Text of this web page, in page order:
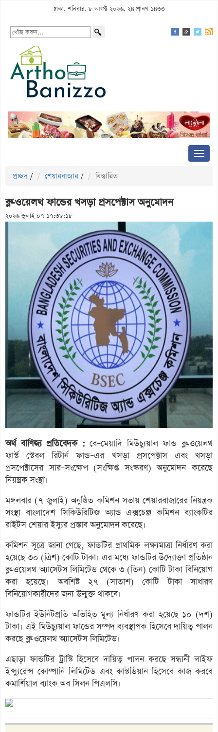
ঢাকা, শনিবার, ৮ আগস্ট ২০২৬, ২৪ শ্রাবণ ১৪৩৩
প্রচ্ছদ / শেয়ারবাজার / বিস্তারিত
ব্লু-ওয়েলথ ফান্ডের খসড়া প্রসপেক্টাস অনুমোদন
২০২৬ জুলাই ০৭ ১৭:৩৮:১৮
অর্থ বাণিজ্য প্রতিবেদক :বে–মেয়াদি মিউচ্যুয়াল ফান্ড ব্লু-ওয়েলথ
ফার্স্ট স্টেবল রিটার্ন ফান্ড–এর খসড়া প্রসপেক্টাস এবং খসড়া
প্রসপেক্টাসের সার–সংক্ষেপ (সংক্ষিপ্ত সংস্করণ) অনুমোদন করেছে
নিয়ন্ত্রক সংস্থা।
মঙ্গলবার (৭ জুলাই) অনুষ্ঠিত কমিশন সভায় শেয়ারবাজারের নিয়ন্ত্রক
সংস্থা বাংলাদেশ সিকিউরিটিজ অ্যান্ড এক্সচেঞ্জ কমিশন ব্যাংকটির
রাইটস শেয়ার ইস্যুর প্রস্তাব অনুমোদন করেছে।
কমিশন সূত্রে জানা গেছে, ফান্ডটির প্রাথমিক লক্ষ্যমাত্রা নির্ধারণ করা
হয়েছে ৩০ (ত্রিশ) কোটি টাকা। এর মধ্যে ফান্ডটির উদ্যোক্তা প্রতিষ্ঠান
ব্লু-ওয়েলথ অ্যাসেটস লিমিটেড থেকে ৩ (তিন) কোটি টাকা বিনিয়োগ
করা হয়েছে। অবশিষ্ট ২৭ (সাতাশ) কোটি টাকা সাধারণ
বিনিয়োগকারীদের জন্য উন্মুক্ত থাকবে।
ফান্ডটির ইউনিটপ্রতি অভিহিত মূল্য নির্ধারণ করা হয়েছে ১০ (দশ)
টাকা। এই মিউচ্যুয়াল ফান্ডের সম্পদ ব্যবস্থাপক হিসেবে দায়িত্ব পালন
করছে ব্লু-ওয়েলথ অ্যাসেটস লিমিটেড।
এছাড়া ফান্ডটির ট্রাস্টি হিসেবে দায়িত্ব পালন করছে সন্ধানী লাইফ
ইন্স্যুরেন্স কোম্পানি লিমিটেড এবং কাস্টডিয়ান হিসেবে কাজ করবে
কমার্শিয়াল ব্যাংক অব সিলন পিএলসি।